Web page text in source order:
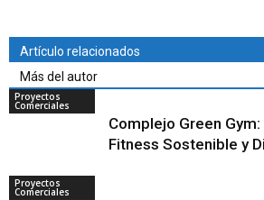
Artículo relacionados
Más del autor
Proyectos
Comerciales
Complejo Green
Fitness Sostenible y
Proyectos
Comerciales